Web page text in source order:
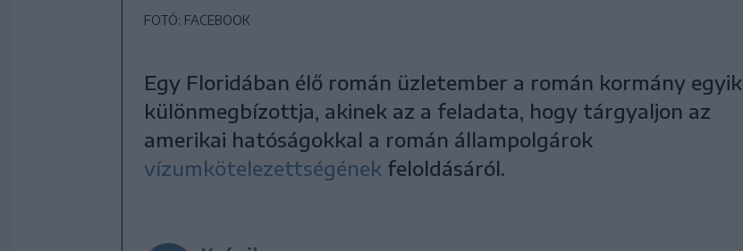
FOTÓ: FACEBOOK
Egy Floridában élő román üzletember a román kormány egyik
különmegbízottja, akinek az a feladata, hogy tárgyaljon az
amerikai hatóságokkal a román állampolgárok
vízumkötelezettségének feloldásáról.